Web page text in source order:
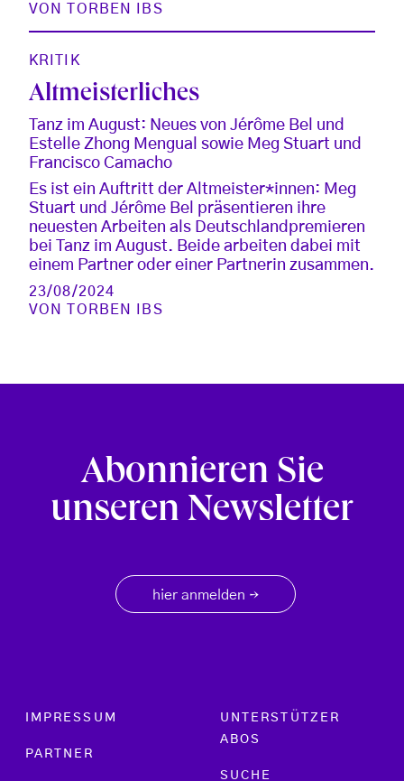
VON
TORBEN IBS
KRITIK
Altmeisterliches
Tanz im August: Neues von Jérôme Bel und
Estelle Zhong Mengual sowie Meg Stuart und
Francisco Camacho
Es ist ein Auftritt der Altmeister*innen: Meg
Stuart und Jérôme Bel präsentieren ihre
neuesten Arbeiten als Deutschlandpremieren
bei Tanz im August. Beide arbeiten dabei mit
einem Partner oder einer Partnerin zusammen.
23/08/2024
VON
TORBEN IBS
Abonnieren Sie
unseren Newsletter
hier anmelden →
Footer menu
IMPRESSUM
PARTNER
UNTERSTÜTZER
ABOS
SUCHE